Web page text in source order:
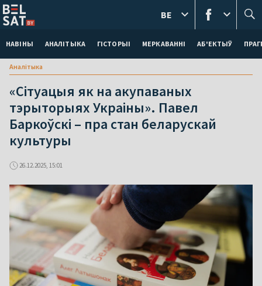
НАВІНЫ АНАЛІТЫКА ГІСТОРЫІ МЕРКАВАННI АБ'ЕКТЫЎ
BE
Аналітыка
«Сітуацыя як на акупаваных
тэрыторыях Украіны». Павел
Баркоўскі – пра стан беларускай
культуры
26.12.2025, 15:01